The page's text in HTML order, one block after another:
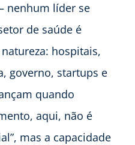
nenhum líder se
de saúde é
hospitais,
governo, startups e
quando
aqui, não é
mas a capacidade